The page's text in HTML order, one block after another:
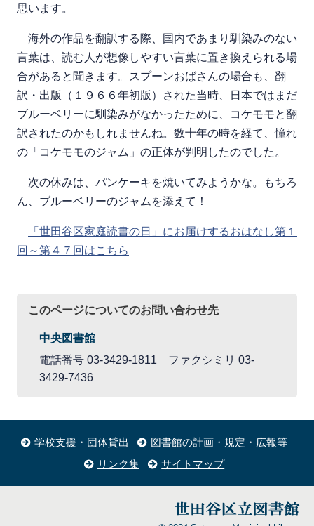
思います。
海外の作品を翻訳する際、国内であまり馴染みのない
言葉は、読む人が想像しやすい言葉に置き換えられる場
合があると聞きます。スプーンおばさんの場合も、翻
訳・出版（１９６６年初版）された当時、日本ではまだ
ブルーベリーに馴染みがなかったために、コケモモと翻
訳されたのかもしれませんね。数十年の時を経て、憧れ
の「コケモモのジャム」の正体が判明したのでした。
次の休みは、パンケーキを焼いてみようかな。もちろ
ん、ブルーベリーのジャムを添えて！
「世田谷区家庭読書の日」にお届けするおはなし第１
回～第４７回はこちら
このページについてのお問い合わせ先
中央図書館
電話番号 03-3429-1811 ファクシミリ 03-
3429-7436
学校支援・団体貸出
図書館の計画・規定・広報等
リンク集
サイトマップ